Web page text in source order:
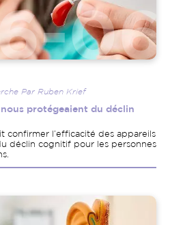
Par Ruben Krief
protégeaient du déclin
confirmer l’efficacité des appareils
déclin cognitif pour les personnes